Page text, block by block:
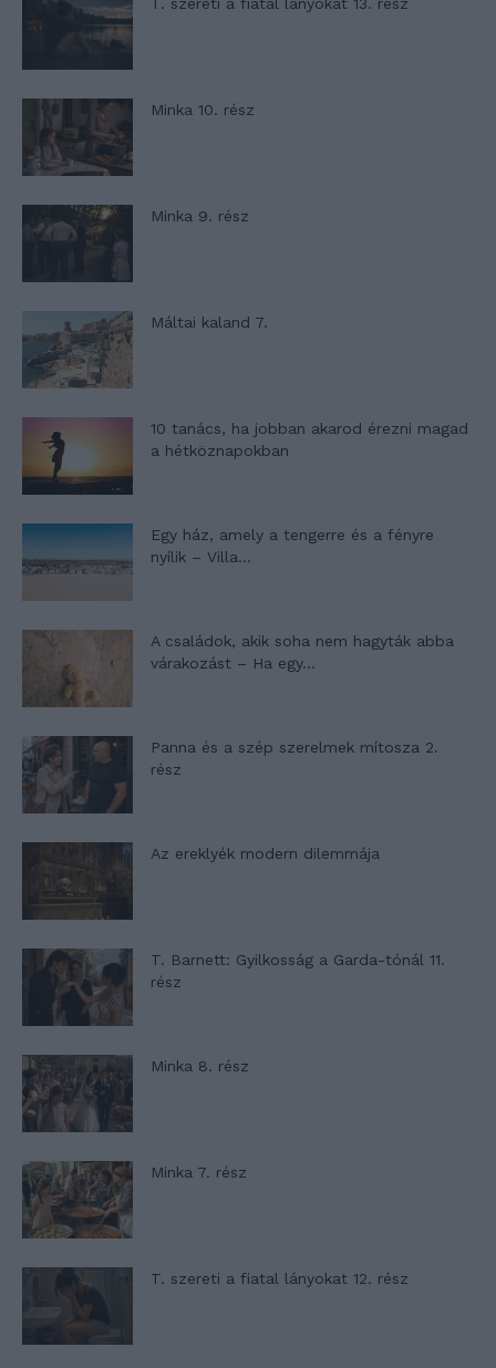
Minka 10. rész
Minka 9. rész
Máltai kaland 7.
10 tanács, ha jobban akarod érezni magad
a hétköznapokban
Egy ház, amely a tengerre és a fényre
nyílik – Villa...
A családok, akik soha nem hagyták abba
várakozást – Ha egy...
Panna és a szép szerelmek mítosza 2.
rész
Az ereklyék modern dilemmája
T. Barnett: Gyilkosság a Garda-tónál 11.
rész
Minka 8. rész
Minka 7. rész
T. szereti a fiatal lányokat 12. rész